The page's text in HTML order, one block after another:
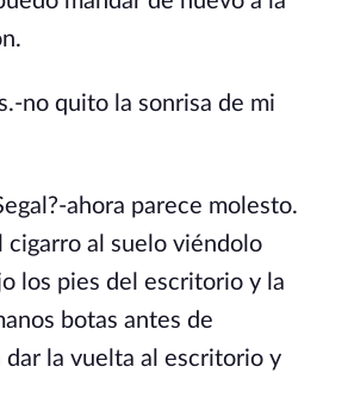
no quito la sonrisa de mi
ahora parece molesto.
cigarro al suelo viéndolo
los pies del escritorio y la
botas antes de
dar la vuelta al escritorio y